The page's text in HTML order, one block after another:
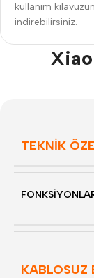
kullanım
indirebilirsiniz.
TEKNİK
KABLOSUZ